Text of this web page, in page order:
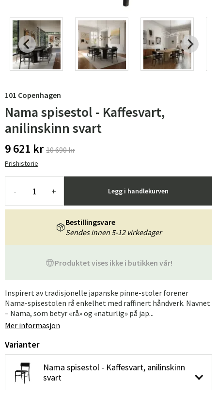
101 Copenhagen
Nama spisestol - Kaffesvart,
anilinskinn svart
9 621 kr 10 690 kr
Prishistorie
- + Legg i handlekurven
Produktet vises ikke i butikken vår!
Bestillingsvare
Sendes innen 5-12 virkedager
Inspirert av tradisjonelle japanske pinne-stoler forener
Nama-spisestolen rå enkelhet med raffinert håndverk. Navnet
– Nama, som betyr «rå» og «naturlig» på jap...
Mer informasjon
Varianter
Nama spisestol - Kaffesvart, anilinskinn
svart